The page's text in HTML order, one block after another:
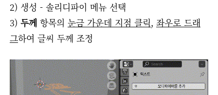
2) 생성 - 솔리디파이 메뉴 선택
3) 두께 항목의 눈금 가운데 지점 클릭, 좌우로 드래
그하여 글씨 두께 조정